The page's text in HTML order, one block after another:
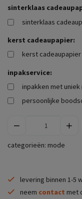
sinterklaas
sinterklaas
kerst cadeaupapier:
kerst cadeaupapier
inpakservice:
inpakken met
persoonlijke
categorieën: mode
levering binnen 1-5
neem contact met